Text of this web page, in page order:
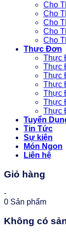
Cho
Cho
Cho
Cho
Cho
Thực Đơn
Thực
Thực
Thực
Thực
Thực
Thực
Thực
Tuyển
Tin Tức
Sự kiện
Món Ngon
Liên hệ
Giỏ hàng
-
0 Sản phẩm
Không có